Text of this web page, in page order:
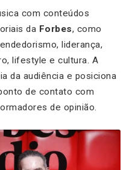
com conteúdos
da Forbes, como
liderança,
lifestyle e cultura. A
da audiência e posiciona
de contato com
de opinião.